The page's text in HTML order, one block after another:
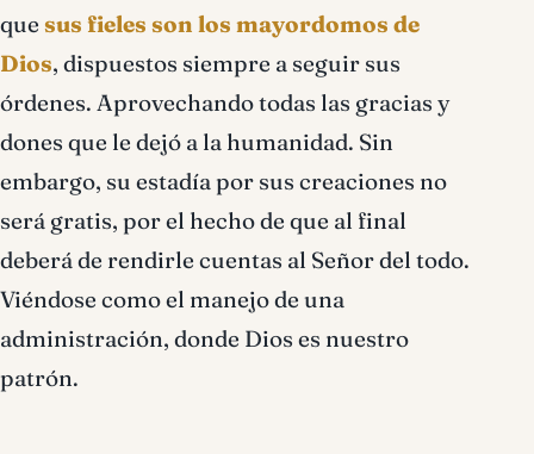
que sus fieles son los mayordomos de
Dios, dispuestos siempre a seguir sus
órdenes. Aprovechando todas las gracias y
dones que le dejó a la humanidad. Sin
embargo, su estadía por sus creaciones no
será gratis, por el hecho de que al final
deberá de rendirle cuentas al Señor del todo.
Viéndose como el manejo de una
administración, donde Dios es nuestro
patrón.